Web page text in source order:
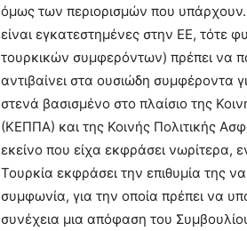
όμως των περιορισμών που υπάρχουν.
είναι εγκατεστημένες στην ΕΕ, τότε
τουρκικών συμφερόντων) πρέπει να
αντιβαίνει στα ουσιώδη συμφέροντα
στενά βασισμένο στο πλαίσιο της
(ΚΕΠΠΑ) και της Κοινής Πολιτικής
εκείνο που είχα εκφράσει νωρίτερα,
Τουρκία εκφράσει την επιθυμία της
συμφωνία, για την οποία πρέπει να
συνέχεια μια απόφαση του